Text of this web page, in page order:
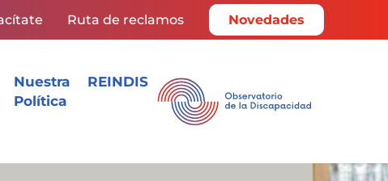
Ruta de reclamos Novedades
Nuestra
Política
REINDIS